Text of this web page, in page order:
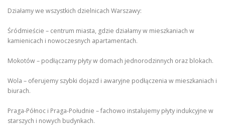
Działamy we wszystkich dzielnicach Warszawy:
Śródmieście – centrum miasta, gdzie działamy w mieszkaniach w
kamienicach i nowoczesnych apartamentach.
Mokotów – podłączamy płyty w domach jednorodzinnych oraz blokach.
Wola – oferujemy szybki dojazd i awaryjne podłączenia w mieszkaniach i
biurach.
Praga-Północ i Praga-Południe – fachowo instalujemy płyty indukcyjne w
starszych i nowych budynkach.